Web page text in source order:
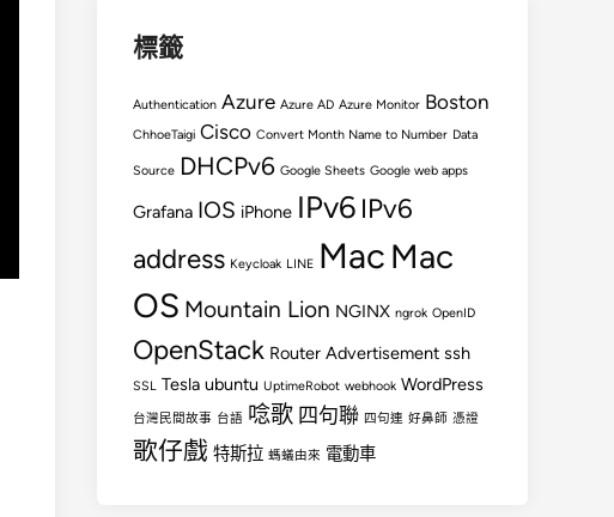
標籤
Authentication Azure Azure AD Azure Monitor Boston
ChhoeTaigi Cisco Convert Month Name to Number Data
Source DHCPv6 Google Sheets Google web apps
Grafana IOS iPhone IPv6 IPv6
address Keycloak LINE Mac Mac
OS Mountain Lion NGINX ngrok OpenID
OpenStack Router Advertisement ssh
SSL Tesla ubuntu UptimeRobot webhook WordPress
台灣民間故事 台語 唸歌 四句聯 四句連 好鼻師 憑證
歌仔戲 特斯拉 螞蟻由來 電動車